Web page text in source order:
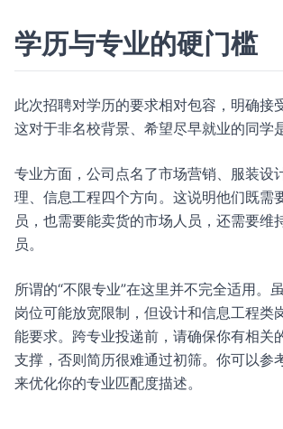
学历与专业的硬门槛
此次招聘对学历的要求相对包容，明确接
这对于非名校背景、希望尽早就业的同学
专业方面，公司点名了市场营销、服装设
理、信息工程四个方向。这说明他们既需
员，也需要能卖货的市场人员，还需要维
员。
所谓的“不限专业”在这里并不完全适用。
岗位可能放宽限制，但设计和信息工程类
能要求。跨专业投递前，请确保你有相关
支撑，否则简历很难通过初筛。你可以参
来优化你的专业匹配度描述。